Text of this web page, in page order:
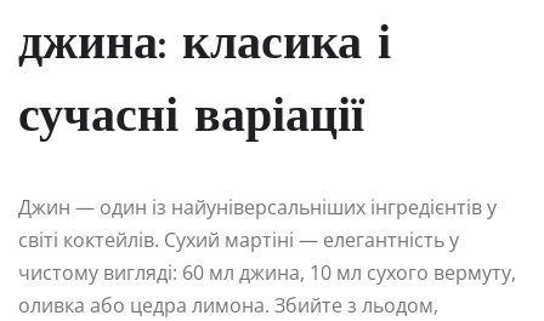
джина: класика і
сучасні варіації
Джин — один із найуніверсальніших інгредієнтів у
світі коктейлів. Сухий мартіні — елегантність у
чистому вигляді: 60 мл джина, 10 мл сухого вермуту,
оливка або цедра лимона. Збийте з льодом,